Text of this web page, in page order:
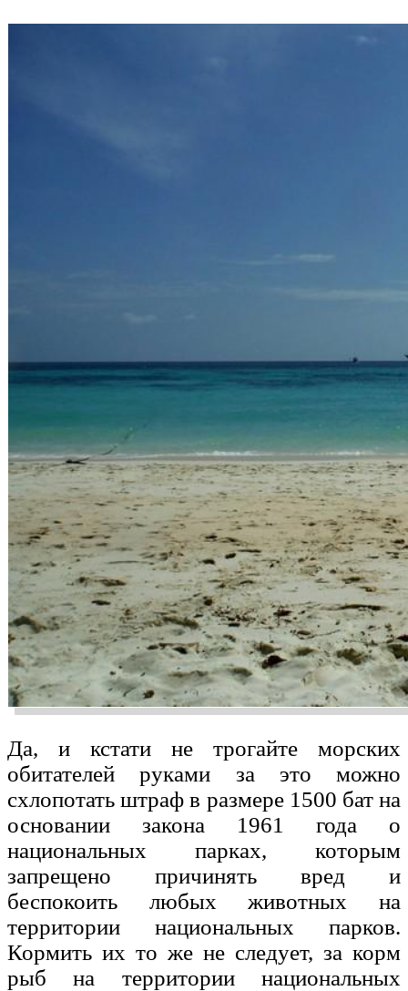
Да, и кстати не трогайте морских
обитателей руками за это можно
схлопотать штраф в размере 1500 бат на
основании закона 1961 года о
национальных парках, которым
запрещено причинять вред и
беспокоить любых животных на
территории национальных парков.
Кормить их то же не следует, за корм
рыб на территории национальных